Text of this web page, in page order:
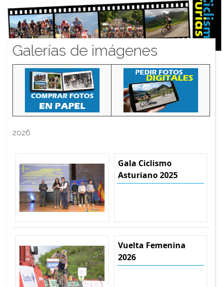
Galerías de imágenes
2026
Gala Ciclismo
Asturiano 2025
Vuelta Femenina
2026